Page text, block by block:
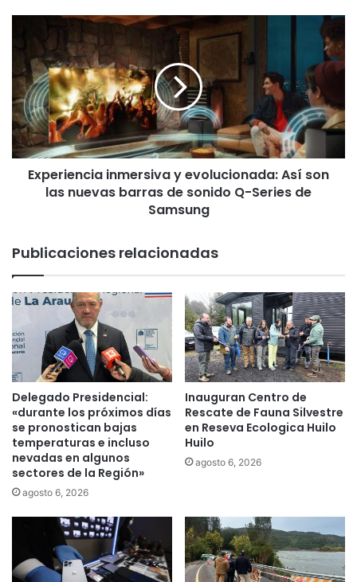
r
t
i
r
6
.
0
0
p
r
o
n
a
s
m
e
i
e
n
c
e
r
s
i
a
y
e
v
l
u
c
i
o
:
Experiencia inmersiva y evolucionada: Así son
las nuevas barras de sonido Q-Series de
Samsung
Publicaciones relacionadas
Delegado Presidencial:
«durante los próximos días
se pronostican bajas
temperaturas e incluso
nevadas en algunos
sectores de la Región»
agosto 6, 2026
Inauguran Centro de
Rescate de Fauna Silvestre
en Reseva Ecologica Huilo
Huilo
agosto 6, 2026